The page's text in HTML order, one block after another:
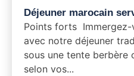
Déjeuner marocain
Points forts
avec notre déjeuner
sous une tente berbère
selon vos...